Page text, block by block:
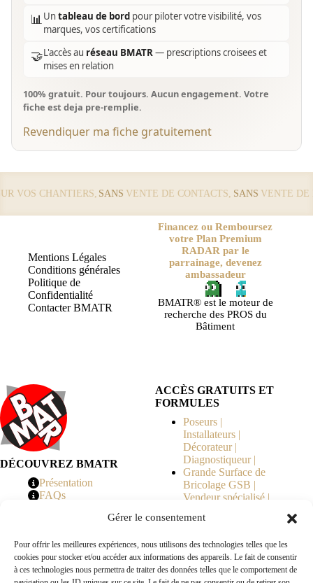
Gérer le consentement
Pour offrir les meilleures expériences, nous utilisons des technologies telles que les
cookies pour stocker et/ou accéder aux informations des appareils. Le fait de consentir
à ces technologies nous permettra de traiter des données telles que le comportement de
📊Untableau de bord pour piloter votre visibilité, vos
marques, vos certifications
🤝L'accès au réseau BMATR— prescriptions croisees et
mises en relation
100% gratuit. Pour toujours. Aucun engagement. Votre
fiche est deja pre-remplie.
Revendiquer ma fiche gratuitement
VOS CHANTIERS, SANSVENTE DE CONTACTS,SANSVENTE DE
Mentions Légales
Conditions générales
Politique de
Confidentialité
Contacter BMATR
Financez ou Remboursez
votre Plan Premium
RADAR par le
parrainage, devenez
ambassadeur
BMATR® est le moteur de
recherche des PROS du
Bâtiment
DÉCOUVREZ BMATR
Présentation
FAQs
ACCÈS GRATUITS ET
FORMULES
Poseurs |
Installateurs |
Décorateur |
Diagnostiqueur |
Grande Surface de
Bricolage GSB |
Vendeur spécialisé |
Copropriété | MOE |
en Travaux |
Fabricants | Marque |
© 2026 BMATR® — Tous droits réservés.